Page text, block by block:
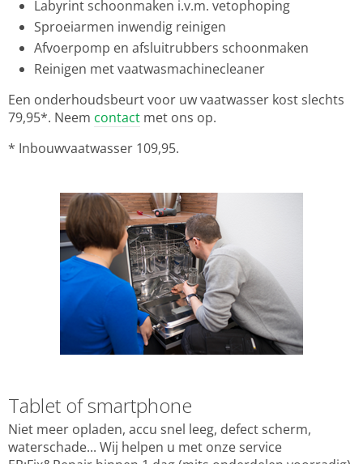
Labyrint schoonmaken i.v.m. vetophoping
Sproeiarmen inwendig reinigen
Afvoerpomp en afsluitrubbers schoonmaken
Reinigen met vaatwasmachinecleaner
Een onderhoudsbeurt voor uw vaatwasser kost slechts
79,95*. Neem contact met ons op.
* Inbouwvaatwasser 109,95.
Tablet of smartphone
Niet meer opladen, accu snel leeg, defect scherm,
waterschade... Wij helpen u met onze service